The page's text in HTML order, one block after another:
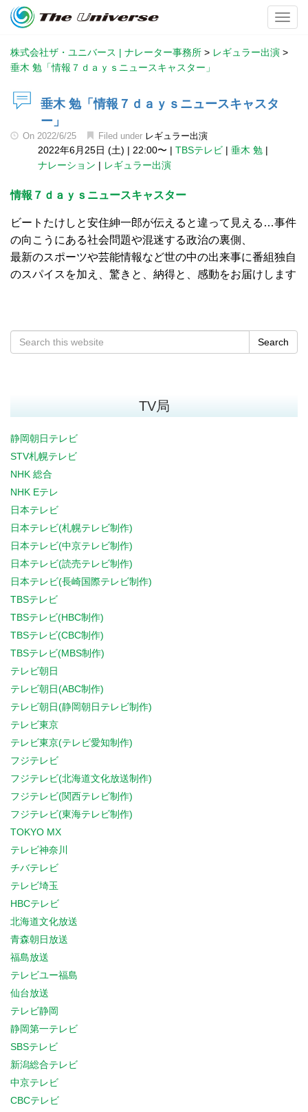
株式会社ザ・ユニバース | ナレーター事務所 > レギュラー出演 >
垂木 勉「情報７ｄａｙｓニュースキャスター」
垂木 勉「情報７ｄａｙｓニュースキャスタ
ー」
On 2022/6/25 Filed under レギュラー出演
2022年6月25日 (土) | 22:00〜 | TBSテレビ | 垂木 勉 |
ナレーション | レギュラー出演
情報７ｄａｙｓニュースキャスター
ビートたけしと安住紳一郎が伝えると違って見える…事件
の向こうにある社会問題や混迷する政治の裏側、
最新のスポーツや芸能情報など世の中の出来事に番組独自
のスパイスを加え、驚きと、納得と、感動をお届けします
Search
TV局
静岡朝日テレビ
STV札幌テレビ
NHK 総合
NHK Eテレ
日本テレビ
日本テレビ(札幌テレビ制作)
日本テレビ(中京テレビ制作)
日本テレビ(読売テレビ制作)
日本テレビ(長崎国際テレビ制作)
TBSテレビ
TBSテレビ(HBC制作)
TBSテレビ(CBC制作)
TBSテレビ(MBS制作)
テレビ朝日
テレビ朝日(ABC制作)
テレビ朝日(静岡朝日テレビ制作)
テレビ東京
テレビ東京(テレビ愛知制作)
フジテレビ
フジテレビ(北海道文化放送制作)
フジテレビ(関西テレビ制作)
フジテレビ(東海テレビ制作)
TOKYO MX
テレビ神奈川
チバテレビ
テレビ埼玉
HBCテレビ
北海道文化放送
青森朝日放送
福島放送
テレビユー福島
仙台放送
テレビ静岡
静岡第一テレビ
SBSテレビ
新潟総合テレビ
中京テレビ
CBCテレビ